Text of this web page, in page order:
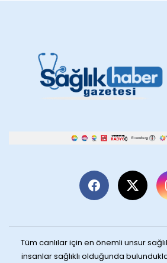
Tüm canlılar için en önemli unsur
insanlar sağlıklı olduğunda